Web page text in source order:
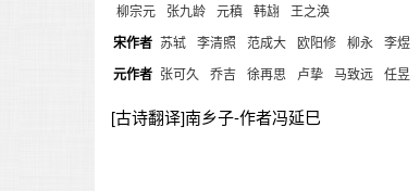
柳宗元
张九龄 元稹 韩翃 王之涣
宋作者 苏轼 李清照 范成大 欧阳修 柳永 李煜
元作者 张可久 乔吉 徐再思 卢挚 马致远 任昱
[古诗翻译]南乡子-作者冯延巳